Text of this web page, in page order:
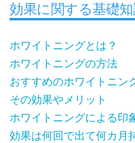
効果に関する基礎
ホワイトニングとは？
ホワイトニングの方法
おすすめのホワイトニン
その効果やメリット
ホワイトニングによる印
効果は何回で出て何カ月